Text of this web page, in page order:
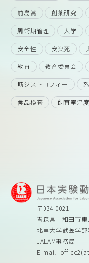
前島賞 創薬研究
周術期管理 大学
安全性 安楽死
教育 教育委員会
筋ジストロフィー
食品検査 飼育室温度
〒034-0021
青森県十和田市東
北里大学獣医学
JALAM事務局
E-mail: